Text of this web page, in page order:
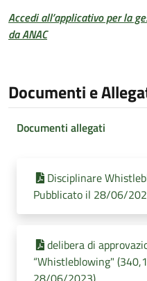
Accedi all’applicativo per la
da ANAC
Documenti e
Documenti allegati
Disciplinare
Pubblicato il 28/06/
delibera di
“Whistleblowing"